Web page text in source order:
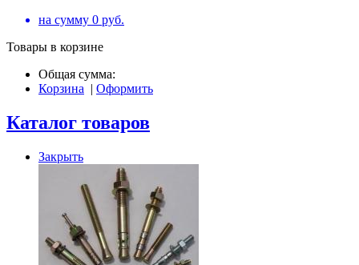
на сумму 0 руб.
Товары в корзине
Общая сумма:
Корзина | Оформить
Каталог товаров
Закрыть